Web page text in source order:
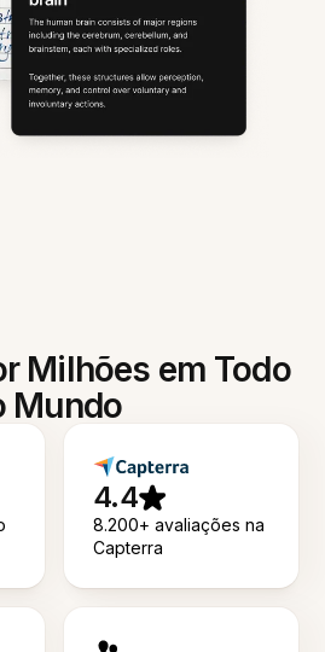
Milhões em Todo
Mundo
4.4
8.200+ avaliações na
Capterra